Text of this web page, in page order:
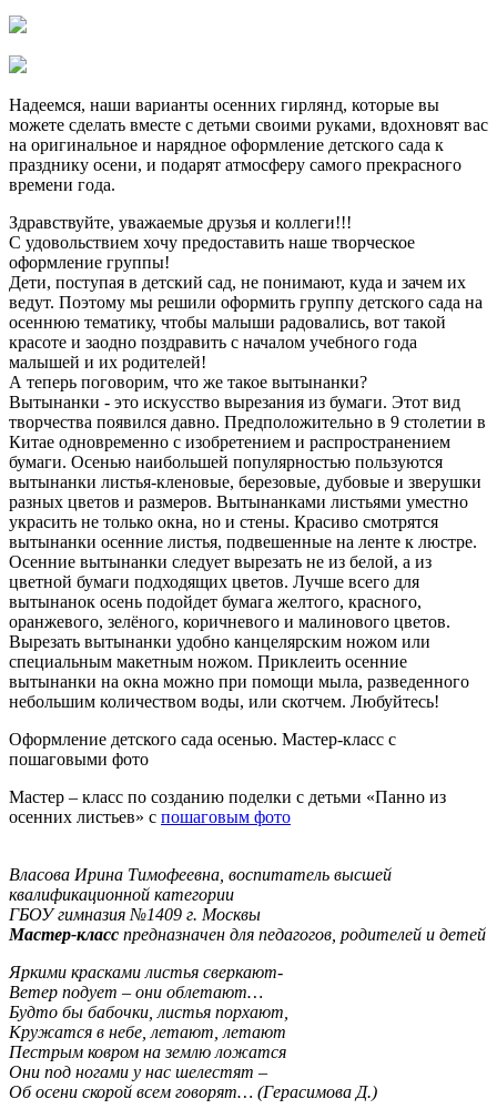
Надеемся, наши варианты осенних гирлянд, которые вы
можете сделать вместе с детьми своими руками, вдохновят вас
на оригинальное и нарядное оформление детского сада к
празднику осени, и подарят атмосферу самого прекрасного
времени года.
Здравствуйте, уважаемые друзья и коллеги!!!
С удовольствием хочу предоставить наше творческое
оформление группы!
Дети, поступая в детский сад, не понимают, куда и зачем их
ведут. Поэтому мы решили оформить группу детского сада на
осеннюю тематику, чтобы малыши радовались, вот такой
красоте и заодно поздравить с началом учебного года
малышей и их родителей!
А теперь поговорим, что же такое вытынанки?
Вытынанки - это искусство вырезания из бумаги. Этот вид
творчества появился давно. Предположительно в 9 столетии в
Китае одновременно с изобретением и распространением
бумаги. Осенью наибольшей популярностью пользуются
вытынанки листья-кленовые, березовые, дубовые и зверушки
разных цветов и размеров. Вытынанками листьями уместно
украсить не только окна, но и стены. Красиво смотрятся
вытынанки осенние листья, подвешенные на ленте к люстре.
Осенние вытынанки следует вырезать не из белой, а из
цветной бумаги подходящих цветов. Лучше всего для
вытынанок осень подойдет бумага желтого, красного,
оранжевого, зелёного, коричневого и малинового цветов.
Вырезать вытынанки удобно канцелярским ножом или
специальным макетным ножом. Приклеить осенние
вытынанки на окна можно при помощи мыла, разведенного
небольшим количеством воды, или скотчем. Любуйтесь!
Оформление детского сада осенью. Мастер-класс с
пошаговыми фото
Мастер – класс по созданию поделки с детьми «Панно из
осенних листьев» с пошаговым фото
Власова Ирина Тимофеевна, воспитатель высшей
квалификационной категории
ГБОУ гимназия №1409 г. Москвы
Мастер-класс предназначен для педагогов, родителей и детей
Яркими красками листья сверкают-
Ветер подует – они облетают…
Будто бы бабочки, листья порхают,
Кружатся в небе, летают, летают
Пестрым ковром на землю ложатся
Они под ногами у нас шелестят –
Об осени скорой всем говорят… (Герасимова Д.)